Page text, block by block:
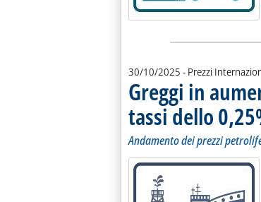
Lista allegati PDF
30/10/2025 - Prezzi
Greggi in
tassi dello
Andamento dei prezzi